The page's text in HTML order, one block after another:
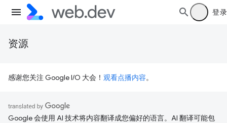
登录
资源
感谢您关注 Google I/O 大会！ 观看点播内容。
Google 会使用 AI 技术将内容翻译成您偏好的语言。AI 翻译可能包